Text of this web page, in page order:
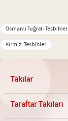
Osmanlı Tuğralı Tesbihler
Kırmızı Tesbihler
Takılar
Taraftar Takıları